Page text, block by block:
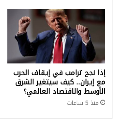
إذا نجح ترامب في إيقاف الحرب
مع إيران.. كيف سيتغير الشرق
الأوسط والاقتصاد العالمي؟
منذ 5 ساعات